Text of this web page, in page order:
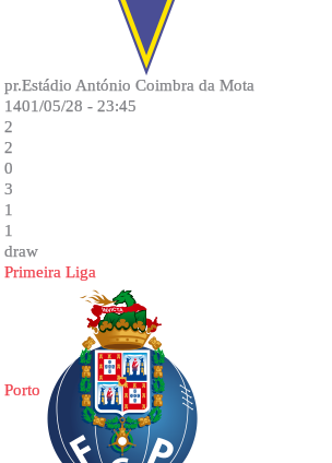
pr.Estádio António Coimbra da Mota
1401/05/28 - 23:45
2
2
0
3
1
1
draw
Primeira Liga
Porto